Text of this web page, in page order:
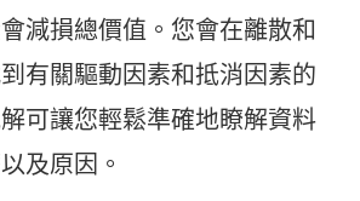
啟
)
減損總價值。您會在離散和
有關驅動因素和抵消因素的
可讓您輕鬆準確地瞭解資料
及原因。